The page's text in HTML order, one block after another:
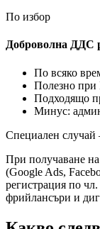
По избор
Доброволна ДДС
По всяко
Полезно при
Подходящо
Минус:
Специален
При получаване
(Google Ads,
регистрация по
фрийлансъри и